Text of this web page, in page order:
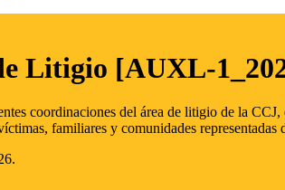
Litigio [AUXL-
coordinaciones del área de litigio de la
familiares y comunidades